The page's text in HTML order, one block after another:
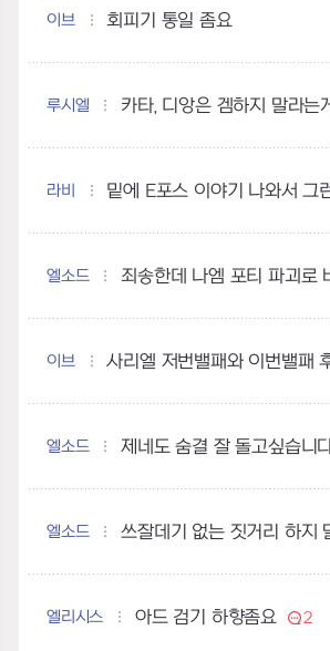
이브 회피기 통일 좀요
루시엘 카타, 디앙은 겜하지 말라는
라비 밑에 E포스 이야기 나와서 그
엘소드
이브
엘소드 제네도 숨결 잘 돌고싶습니
엘소드 쓰잘데기 없는 짓거리 하지
엘리시스 아드 검기 하향좀요 2